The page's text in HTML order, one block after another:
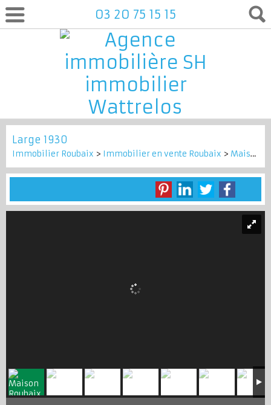
03 20 75 15 15
Large 1930
Immobilier Roubaix > Immobilier en vente Roubaix > Maison Mitoyenne 2 côtés en vente Roubaix